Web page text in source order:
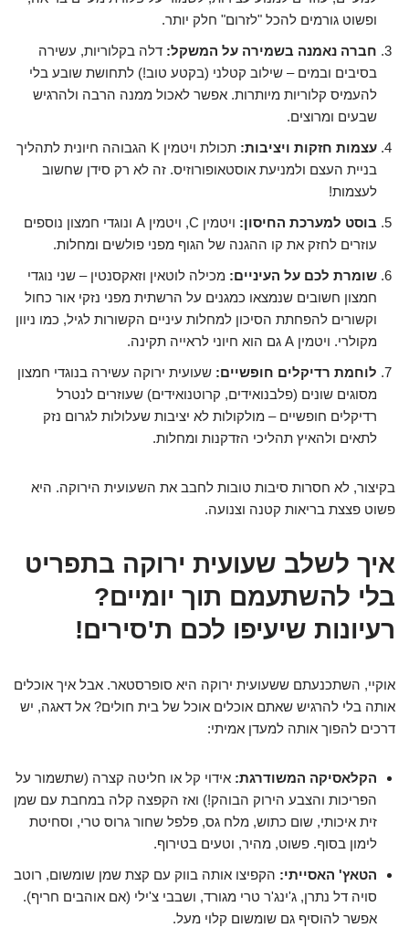
ופשוט גורמים להכל "לזרום" חלק יותר.
חברה נאמנה בשמירה על המשקל: דלה בקלוריות, עשירה
בסיבים ובמים – שילוב קטלני (בקטע טוב!) לתחושת שובע בלי
להעמיס קלוריות מיותרות. אפשר לאכול ממנה הרבה ולהרגיש
שבעים ומרוצים.
עצמות חזקות ויציבות:
תכולת ויטמין K הגבוהה חיונית לתהליך
בניית העצם ולמניעת אוסטאופורוזיס. זה לא רק סידן שחשוב
לעצמות!
בוסט למערכת החיסון:
ויטמין C, ויטמין A ונוגדי חמצון נוספים
עוזרים לחזק את קו ההגנה של הגוף מפני פולשים ומחלות.
שומרת לכם על העיניים: מכילה לוטאין וזאקסנטין – שני נוגדי
חמצון חשובים שנמצאו כמגנים על הרשתית מפני נזקי אור כחול
וקשורים להפחתת הסיכון למחלות עיניים הקשורות לגיל, כמו ניוון
מקולרי. ויטמין A גם הוא חיוני לראייה תקינה.
לוחמת רדיקלים חופשיים: שעועית ירוקה עשירה בנוגדי חמצון
מסוגים שונים (פלבנואידים, קרוטנואידים) שעוזרים לנטרל
רדיקלים חופשיים – מולקולות לא יציבות שעלולות לגרום נזק
לתאים ולהאיץ תהליכי הזדקנות ומחלות.
בקיצור, לא חסרות סיבות טובות לחבב את השעועית הירוקה. היא
פשוט פצצת בריאות קטנה וצנועה.
איך לשלב שעועית ירוקה בתפריט
בלי להשתעמם תוך יומיים?
רעיונות שיעיפו לכם ת'סירים!
אוקיי, השתכנעתם ששעועית ירוקה היא סופרסטאר. אבל איך אוכלים
אותה בלי להרגיש שאתם אוכלים אוכל של בית חולים? אל דאגה, יש
דרכים להפוך אותה למעדן אמיתי:
הקלאסיקה המשודרגת: אידוי קל או חליטה קצרה (שתשמור על
הפריכות והצבע הירוק הבוהק!) ואז הקפצה קלה במחבת עם שמן
זית איכותי, שום כתוש, מלח גס, פלפל שחור גרוס טרי, וסחיטת
לימון בסוף. פשוט, מהיר, וטעים בטירוף.
הטאץ' האסייתי: הקפיצו אותה בווק עם קצת שמן שומשום, רוטב
סויה דל נתרן, ג'ינג'ר טרי מגורד, ושבבי צ'ילי (אם אוהבים חריף).
אפשר להוסיף גם שומשום קלוי מעל.